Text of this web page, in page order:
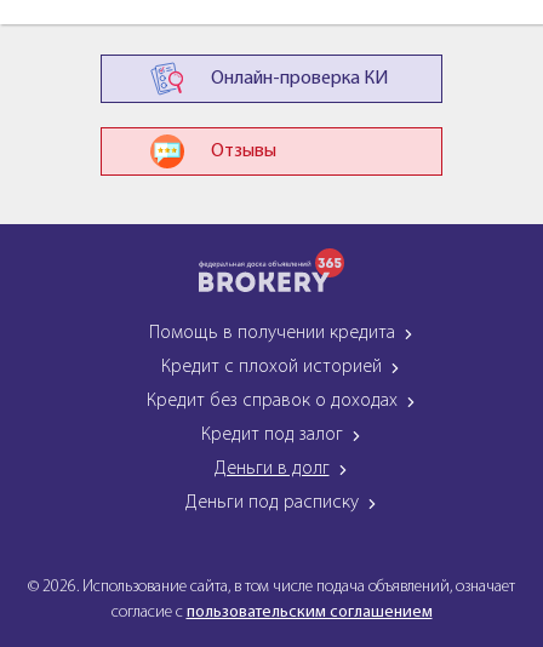
Онлайн-проверка КИ
Отзывы
Помощь в получении кредита
Кредит с плохой историей
Кредит без справок о доходах
Кредит под залог
Деньги в долг
Деньги под расписку
© 2026. Использование сайта, в том числе подача объявлений, означает
согласие с пользовательским соглашением